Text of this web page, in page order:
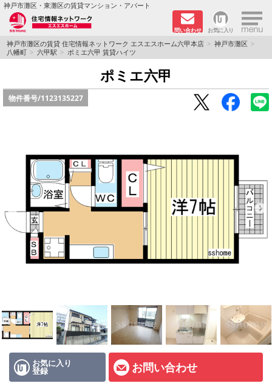
神戸市灘区・東灘区の賃貸マンション・アパート
問い合わせ お気に入り ×
TOPページ
学生さん向け物件
ペット飼育可物件
路線·駅から探す
地域から探す
地図から探す
メールでお問い合わせ
神戸市灘区の賃貸 住宅情報ネットワーク エスエスホーム六甲本店
神戸市灘区
八幡町
六甲駅 ポミエ六甲 賃貸ハイツ
ポミエ六甲
物件番号/1123135227
お気に入り
登録 お問い合わせ